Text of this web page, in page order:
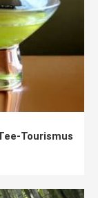
Tourismus